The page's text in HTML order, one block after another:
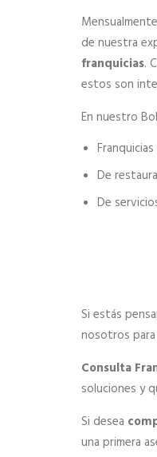
de nuestra
franquicias.
estos son
En nuestro
De
De
Si estás
nosotros
Consulta
soluciones y
Si desea
una primera